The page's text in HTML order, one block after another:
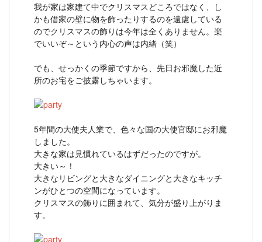
我が家は家建て中でクリスマスどころではなく、し
かも借家の壁に物を飾ったりするのを遠慮している
のでクリスマスの飾りは今年は全くありません。楽
でいいぞ～という内心の声は内緒（笑）
でも、せっかくの季節ですから、先日お邪魔した近
所のお宅をご披露しちゃいます。
5年間の大使夫人業で、色々な国の大使官邸にお邪魔
しました。
大きな家は見慣れているはずだったのですが。
大きい～！
大きなリビングと大きなダイニングと大きなキッチ
ンがひとつの空間になっています。
クリスマスの飾りに囲まれて、気分が盛り上がりま
す。